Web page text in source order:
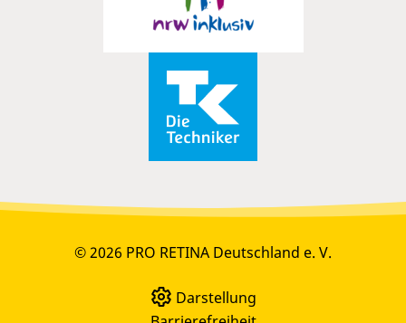
© 2026 PRO RETINA Deutschland e. V.
Darstellung